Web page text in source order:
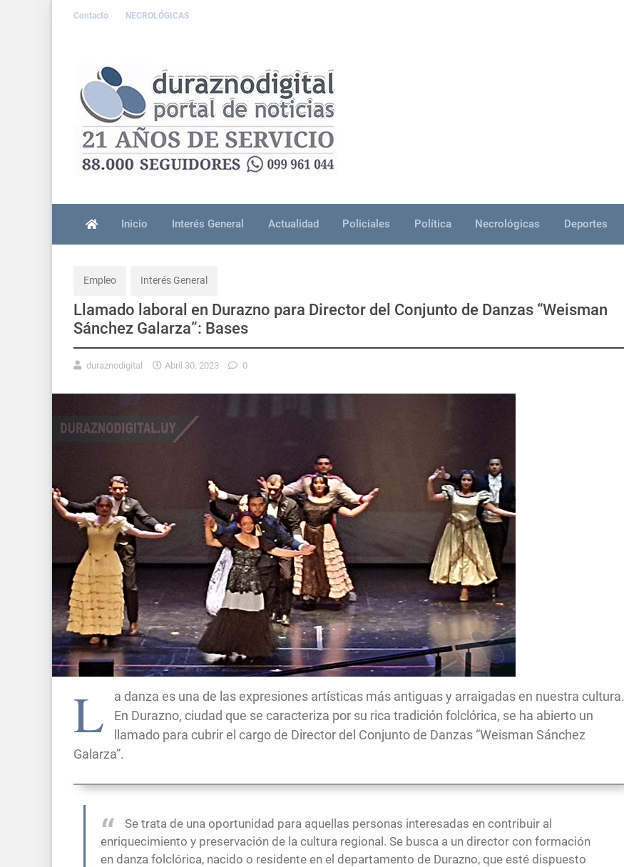
Contacto NECROLÓGICAS
Inicio Interés General Actualidad Policiales Política Necrológicas Deportes
Empleo Interés General
Llamado laboral en Durazno para Director del Conjunto de Danzas “Weisman
Sánchez Galarza”: Bases
duraznodigital Abril 30, 2023 0
L
a danza es una de las expresiones artísticas más antiguas y arraigadas en nuestra cultura.
En Durazno, ciudad que se caracteriza por su rica tradición folclórica, se ha abierto un
llamado para cubrir el cargo de Director del Conjunto de Danzas “Weisman Sánchez
Galarza”.
Se trata de una oportunidad para aquellas personas interesadas en contribuir al
enriquecimiento y preservación de la cultura regional. Se busca a un director con formación
en danza folclórica, nacido o residente en el departamento de Durazno, que esté dispuesto